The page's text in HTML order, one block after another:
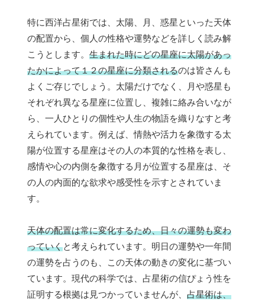
特に西洋占星術では、太陽、月、惑星といった天体
の配置から、個人の性格や運勢などを詳しく読み解
こうとします。 生まれた時にどの星座に太陽があっ
たかによって１２の星座に分類されるのは皆さんも
よくご存じでしょう。太陽だけでなく、月や惑星も
それぞれ異なる星座に位置し、複雑に絡み合いなが
ら、一人ひとりの個性や人生の物語を織りなすと考
えられています。例えば、情熱や活力を象徴する太
陽が位置する星座はその人の本質的な性格を表し、
感情や心の内側を象徴する月が位置する星座は、そ
の人の内面的な欲求や感受性を示すとされていま
す。
天体の配置は常に変化するため、日々の運勢も変わ
っていくと考えられています。明日の運勢や一年間
の運勢を占うのも、この天体の動きの変化に基づい
ています。現代の科学では、占星術の信ぴょう性を
証明する根拠は見つかっていませんが、 占星術は、